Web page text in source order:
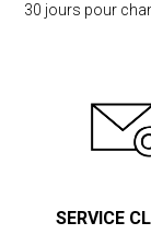
30 jours pour
SERVICE